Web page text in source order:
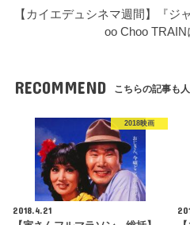
【カイエデュシネマ週間】『ジ
oo Choo
RECOMMEND こちらの記事も人
2018映画
2018.4.21